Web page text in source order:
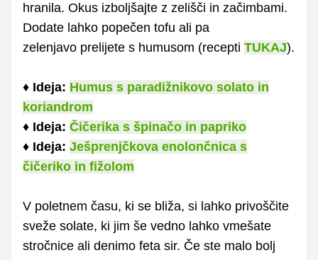
hranila. Okus izboljšajte z zelišči in začimbami.
Dodate lahko popečen tofu ali pa
zelenjavo prelijete s humusom (recepti TUKAJ).
♦ Ideja: Humus s paradižnikovo solato in
koriandrom
♦ Ideja: Čičerika s špinačo in papriko
♦ Ideja: Ješprenjčkova enolončnica s
čičeriko in fižolom
V poletnem času, ki se bliža, si lahko privoščite
sveže solate, ki jim še vedno lahko vmešate
stročnice ali denimo feta sir. Če ste malo bolj